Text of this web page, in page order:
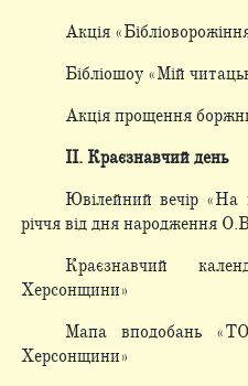
Акція
Бібліошоу «Мій
Акція прощення
ІІ. Краєзнавчий день
Ювілейний вечір «На
річчя від дня народження
Краєзнавчий
Херсонщини»
Мапа вподобань
Херсонщини»